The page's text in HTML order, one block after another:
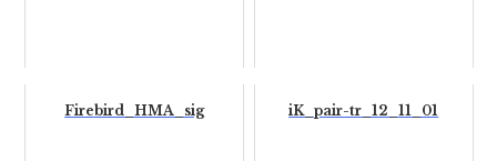
Firebird_HMA_sig iK_pair-tr_12_11_01